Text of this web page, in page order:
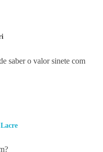
saber o valor sinete com